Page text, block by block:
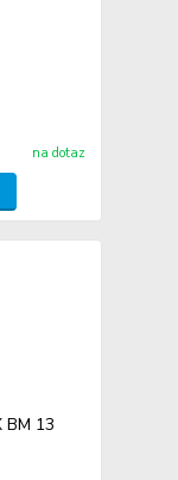
na dotaz